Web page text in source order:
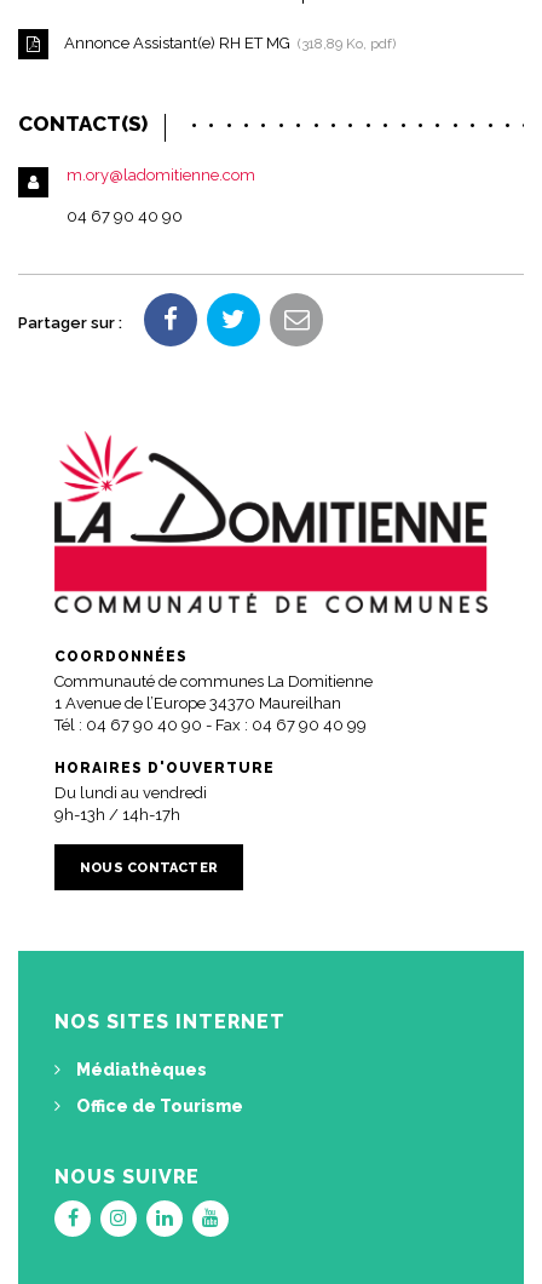
Annonce Assistant(e) RH ET MG 318,89 Ko, pdf
CONTACT(S)
m.ory@ladomitienne.com
04 67 90 40 90
Partager sur :
COORDONNÉES
Communauté de communes La Domitienne
1 Avenue de l’Europe 34370 Maureilhan
Tél : 04 67 90 40 90 - Fax : 04 67 90 40 99
HORAIRES D'OUVERTURE
Du lundi au vendredi
9h-13h / 14h-17h
NOUS CONTACTER
NOS SITES INTERNET
Médiathèques
Office de Tourisme
NOUS SUIVRE
Lien
vers
Lien
vers
Lien
vers
Lien
vers